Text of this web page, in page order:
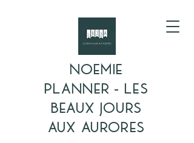
NOEMIE
PLANNER - LES
BEAUX JOURS
AUX AURORES